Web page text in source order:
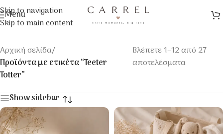
Skip to navigation
Skip to main content
Menu
Αρχική σελίδα/
Προϊόντα με ετικέτα “Teeter
Totter”
Βλέπετε 1–12 από 27
αποτελέσματα
Show sidebar